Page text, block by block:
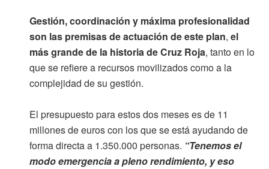
Gestión, coordinación y máxima profesionalidad
son las premisas de actuación de este plan,el
más grande de la historia de Cruz Roja, tanto en lo
que se refiere a recursos movilizados como a la
complejidad de su gestión.
El presupuesto para estos dos meses es de 11
millones de euros con los que se está ayudando de
forma directa a 1.350.000 personas. “Tenemos el
modo emergencia a pleno rendimiento, y eso